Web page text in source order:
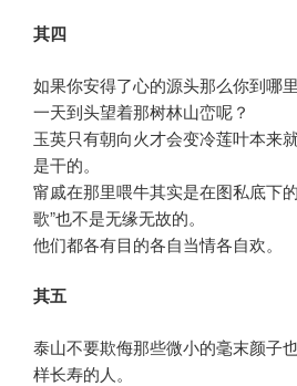
其四
如果你安得了心的源头那么你到哪
一天到头望着那树林山峦呢？
玉英只有朝向火才会变冷莲叶本来
是干的。
甯戚在那里喂牛其实是在图私底下
歌”也不是无缘无故的。
他们都各有目的各自当情各自欢。
其五
泰山不要欺侮那些微小的毫末颜子
样长寿的人。